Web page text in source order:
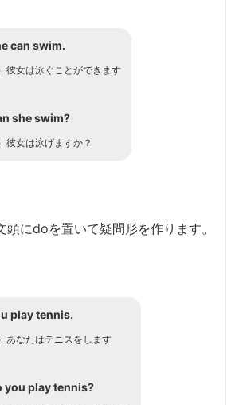
can swim.
彼女は泳ぐことができます
she swim?
彼女は泳げますか？
頭にdoを置いて疑問形を作ります。
play tennis.
あなたはテニスをします
you play tennis?